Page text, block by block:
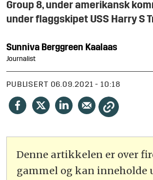
Group 8, under amerikansk
under flaggskipet USS Harry S
Sunniva Berggreen Kaalaas
Journalist
PUBLISERT 06.09.2021 - 10:18
Denne artikkelen er over
gammel og kan inneholde